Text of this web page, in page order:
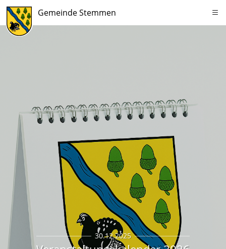
Gemeinde Stemmen
30.12.2025